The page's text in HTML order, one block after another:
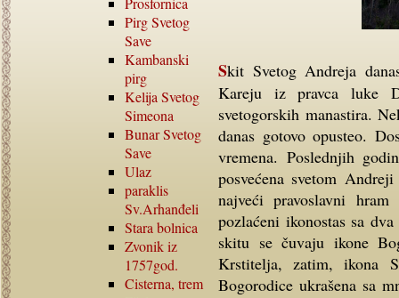
Pirg Svetog
Save
Kambanski
pirg
Kelija Svetog
Simeona
Bunar Svetog
Save
Ulaz
paraklis
Sv.Arhanđeli
Stara bolnica
Zvonik iz
1757god.
Cisterna, trem
Skit Svetog Andreja danas pripada manastiru Vatoped. Nalazi se na ulazu u
Kareju iz pravca luke
svetogorskih manastira.
danas gotovo opusteo.
vremena. Poslednjih
posvećena svetom
najveći pravoslavni
pozlaćeni ikonostas sa
skitu se čuvaju ikone
Krstitelja, zatim, ikona
Bogorodice ukrašena sa